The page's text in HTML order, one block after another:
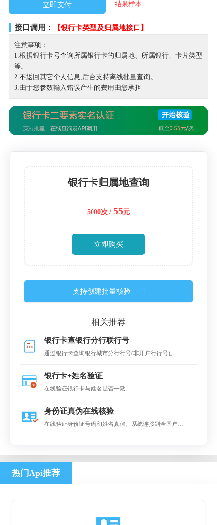
结果样本
接口调用： 【银行卡类型及归属地接口】
注意事项：
1.根据银行卡号查询所属银行卡的归属地、所属银行、卡片类型
等。
2.不返回其它个人信息,后台支持离线批量查询。
3.由于您参数输入错误产生的费用由您承担
银行卡归属地查询
5000次 / 55元
立即购买
支持创建批量核验
相关推荐
银行卡查银行分行联行号
通过银行卡查询银行城市分行行号(非开户行行号)。仅
银行卡+姓名验证
在线验证银行卡与姓名是否一致。
身份证真伪在线核验
在线验证身份证号码和姓名真假。系统连接到全国户籍
热门Api推荐